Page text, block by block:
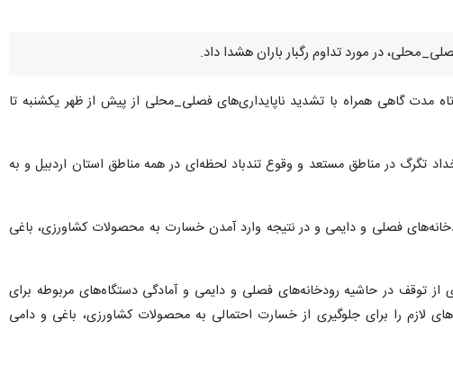
در مورد تداوم رگبار باران هشدا داد.
مدت گاهی همراه با تشدید ناپایداری‌های فصلی_محلی از پیش از ظهر یکشنبه تا
تگرگ در مناطق مستعد و وقوع تندباد لحظه‌ای در همه مناطق استان اردبیل و به
فصلی و دایمی و در نتیجه وارد آمدن خسارت به محصولات کشاورزی، باغی
از توقف در حاشیه رودخانه‌های فصلی و دایمی و آمادگی دستگاه‌های مربوطه برای
را برای جلوگیری از خسارت احتمالی به محصولات کشاورزی، باغی و دامی